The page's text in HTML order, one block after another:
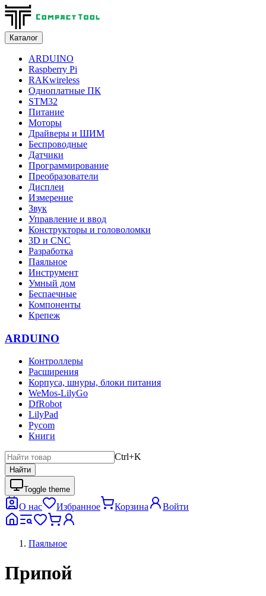
Каталог
ARDUINO
Raspberry Pi
RAKwireless
Одноплатные ПК
STM32
Питание
Моторы
Драйверы и ШИМ
Беспроводные
Датчики
Программирование
Преобразователи
Дисплеи
Измерение
Звук
Управление и ввод
Конструкторы и головоломки
3D и CNC
Разработка
Паяльное
Инструмент
Умный дом
Беспаечные
Компоненты
Крепеж
ARDUINO
Контроллеры
Расширения
Корпуса, шнуры, блоки питания
WeMos-LilyGo
DfRobot
LilyPad
Pycom
Книги
Ctrl+K
Найти
Toggle theme
О нас Избранное Корзина Войти
Паяльное
Припой